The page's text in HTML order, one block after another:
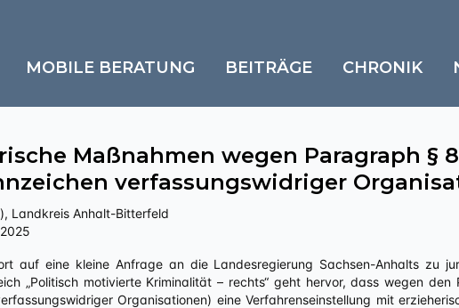
MOBILE BERATUNG BEITRÄGE CHRONIK
Maßnahmen wegen Paragraph §
verfassungswidriger
Landkreis Anhalt-Bitterfeld
„Politisch motivierte Kriminalität – rechts“ geht hervor, dass wegen
Organisationen) eine Verfahrenseinstellung mit